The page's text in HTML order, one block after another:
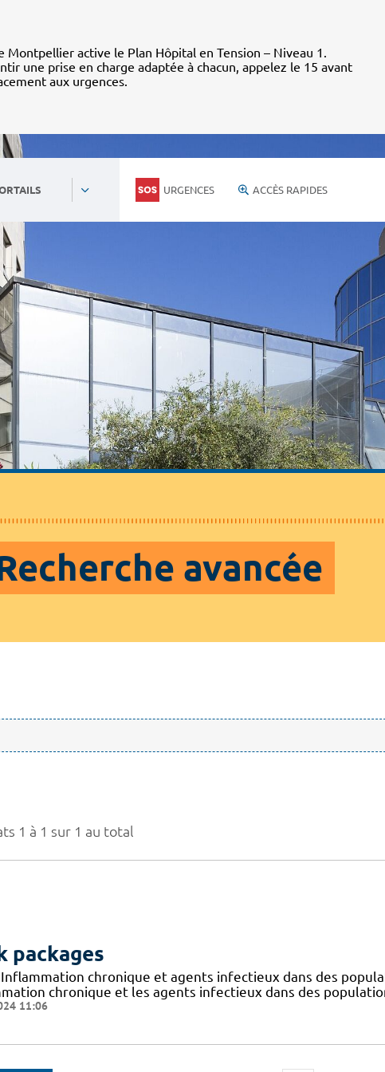
Montpellier active le Plan Hôpital en Tension – Niveau 1.
une prise en charge adaptée à chacun, appelez le 15 avant
aux urgences.
URGENCES ACCÈS RAPIDES
avancée
1 à 1 sur 1 au total
packages
Inflammation chronique et agents infectieux dans des
chronique et les agents infectieux dans des
11:06